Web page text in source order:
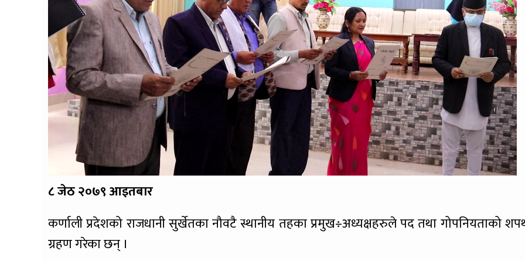
८ जेठ २०७९ आइतबार
कर्णाली प्रदेशको राजधानी सुर्खेतका नौवटै स्थानीय तहका प्रमुख÷अध्यक्षहरुले पद तथा गोपनियताको
ग्रहण गरेका छन् ।